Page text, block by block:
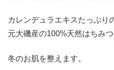
カレンデュラエキスたっぷり
元大磯産の100%天然はちみつ
冬のお肌を整えます。